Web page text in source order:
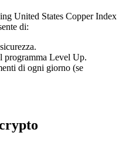
United States Copper Index
di:
programma Level Up.
di ogni giorno (se